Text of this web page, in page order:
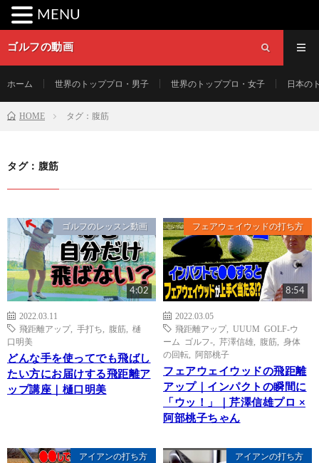
ゴルフの動画
ホーム 世界のトッププロ・男子 世界のトッププロ・女子 日本の
HOME タグ：腹筋
タグ：腹筋
ゴルフのレッスン動画
4:02
2022.03.11
飛距離アップ, 手打ち 腹筋
樋
口明美
どんな手を使ってでも飛ばし
たい方にお届けする飛距離ア
ップ講座｜樋口明美
フェアウェイウッドの打ち方
8:54
2022.03.05
飛距離アップ, UUUM GOLF-ウ
ーム ゴルフ-
芹澤信雄 腹筋
身体
の回転
阿部桃子
フェアウェイウッドの飛距離
アップ｜インパクトの瞬間に
「ウッ！」｜芹澤信雄プロ ×
阿部桃子ちゃん
アイアンの打ち方 アイアンの打ち方
MENU